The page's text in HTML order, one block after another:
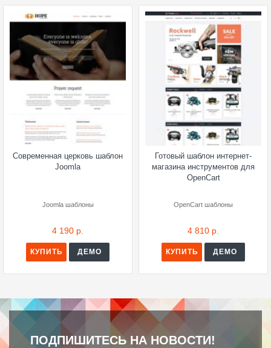
Современная церковь шаблон
Joomla
Joomla шаблоны
4 190 р.
КУПИТЬ ДЕМО
Готовый шаблон интернет-
магазина инструментов для
OpenCart
OpenCart шаблоны
4 810 р.
КУПИТЬ ДЕМО
ПОДПИШИТЕСЬ НА НОВОСТИ!